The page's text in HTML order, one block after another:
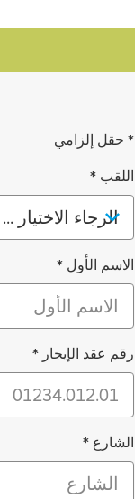
Ackbar
* حقل إلزامي
اللقب *
الاسم الأول *
رقم عقد الإيجار *
الشارع *